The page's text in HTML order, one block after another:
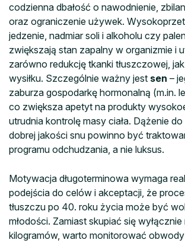
codzienna dbałość o nawodnienie,
oraz ograniczenie używek.
jedzenie, nadmiar soli i alkoholu czy
zwiększają stan zapalny w organizmie i
zarówno redukcję tkanki tłuszczowej,
wysiłku. Szczególnie ważny jest sen –
zaburza gospodarkę hormonalną (m.in.
co zwiększa apetyt na produkty
utrudnia kontrolę masy ciała. Dążenie
dobrej jakości snu powinno być
programu odchudzania, a nie luksus.
Motywacja długoterminowa wymaga
podejścia do celów i akceptacji, że
tłuszczu po 40. roku życia może być
młodości. Zamiast skupiać się
kilogramów, warto monitorować obwody